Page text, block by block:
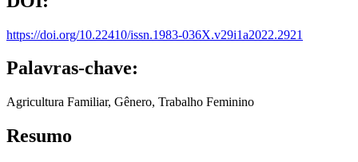
https://doi.org/10.22410/issn.1983-036X.v29i1a2022.2921
Palavras-chave:
Agricultura Familiar, Gênero, Trabalho Feminino
Resumo